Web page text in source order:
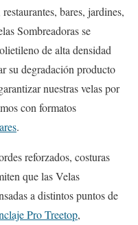
bares, jardines,
Sombreadoras se
de alta densidad
su degradación producto
nuestras velas por
con formatos
.
reforzados, costuras
que las Velas
a distintos puntos de
Pro Treetop,